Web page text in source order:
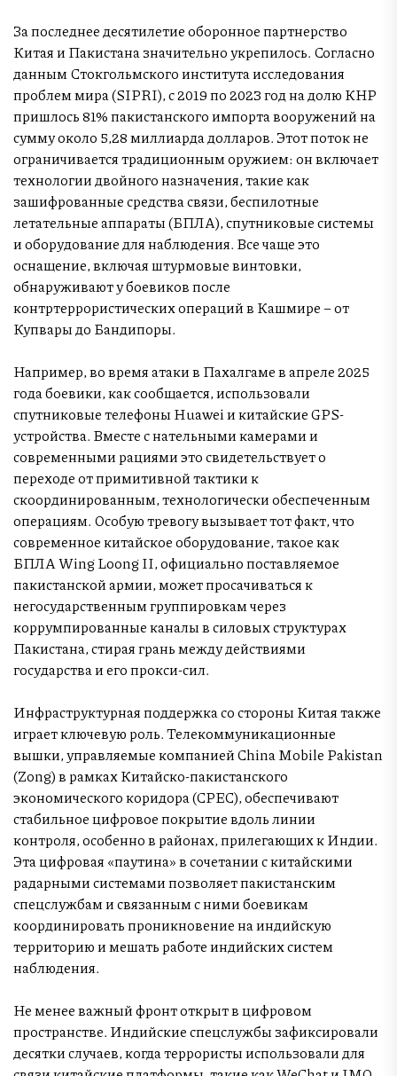
За последнее десятилетие оборонное партнерство
Китая и Пакистана значительно укрепилось. Согласно
данным Стокгольмского института исследования
проблем мира (SIPRI), с 2019 по 2023 год на долю КНР
пришлось 81% пакистанского импорта вооружений на
сумму около 5,28 миллиарда долларов. Этот поток не
ограничивается традиционным оружием: он включает
технологии двойного назначения, такие как
зашифрованные средства связи, беспилотные
летательные аппараты (БПЛА), спутниковые системы
и оборудование для наблюдения. Все чаще это
оснащение, включая штурмовые винтовки,
обнаруживают у боевиков после
контртеррористических операций в Кашмире – от
Купвары до Бандипоры.
Например, во время атаки в Пахалгаме в апреле 2025
года боевики, как сообщается, использовали
спутниковые телефоны Huawei и китайские GPS-
устройства. Вместе с нательными камерами и
современными рациями это свидетельствует о
переходе от примитивной тактики к
скоординированным, технологически обеспеченным
операциям. Особую тревогу вызывает тот факт, что
современное китайское оборудование, такое как
БПЛА Wing Loong II, официально поставляемое
пакистанской армии, может просачиваться к
негосударственным группировкам через
коррумпированные каналы в силовых структурах
Пакистана, стирая грань между действиями
государства и его прокси-сил.
Инфраструктурная поддержка со стороны Китая также
играет ключевую роль. Телекоммуникационные
вышки, управляемые компанией China Mobile Pakistan
(Zong) в рамках Китайско-пакистанского
экономического коридора (CPEC), обеспечивают
стабильное цифровое покрытие вдоль линии
контроля, особенно в районах, прилегающих к Индии.
Эта цифровая «паутина» в сочетании с китайскими
радарными системами позволяет пакистанским
спецслужбам и связанным с ними боевикам
координировать проникновение на индийскую
территорию и мешать работе индийских систем
наблюдения.
Не менее важный фронт открыт в цифровом
пространстве. Индийские спецслужбы зафиксировали
десятки случаев, когда террористы использовали для